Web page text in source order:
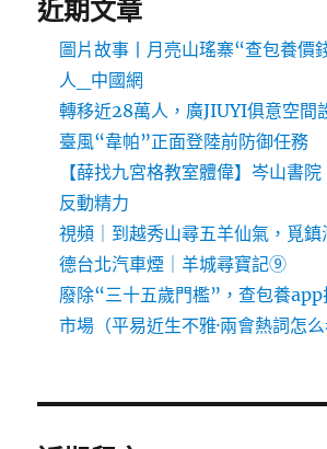
近期文章
圖片故事丨月亮山瑤寨“查包養價
人_中國網
轉移近28萬人，廣JIUYI俱意空間
臺風“韋帕”正面登陸前防御任務
【薛找九宮格教室體偉】岑山書
反動精力
視頻｜到越秀山尋五羊仙氣，覓鎮
德台北汽車煙｜羊城尋寶記⑨
廢除“三十五歲門檻”，查包養
市場（平易近生不雅·兩會熱詞怎